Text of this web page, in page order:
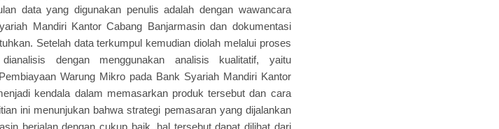
data yang digunakan penulis adalah dengan wawancara
Mandiri Kantor Cabang Banjarmasin dan dokumentasi
Setelah data terkumpul kemudian diolah melalui proses
dengan menggunakan analisis kualitatif, yaitu
Warung Mikro pada Bank Syariah Mandiri Kantor
kendala dalam memasarkan produk tersebut dan cara
ini menunjukan bahwa strategi pemasaran yang dijalankan
berjalan dengan cukup baik, hal tersebut dapat dilihat dari